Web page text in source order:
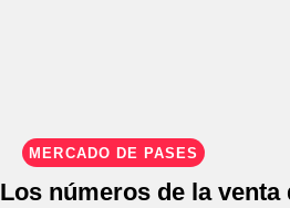
MERCADO DE PASES
Los números de la venta